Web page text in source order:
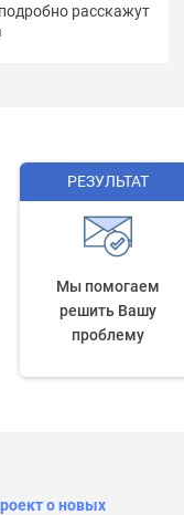
расскажут
РЕЗУЛЬТАТ
Мы помогаем
решить Вашу
проблему
о новых